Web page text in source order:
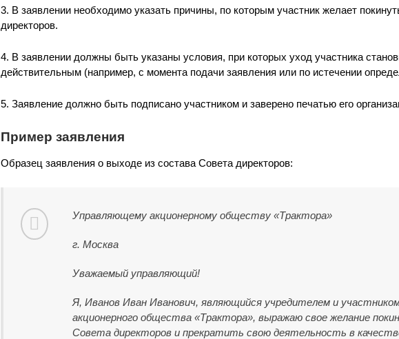
3. В заявлении необходимо указать причины, по которым участник желает
директоров.
4. В заявлении должны быть указаны условия, при которых уход участника
действительным (например, с момента подачи заявления или по истечении
5. Заявление должно быть подписано участником и заверено печатью его
Пример заявления
Образец заявления о выходе из состава Совета директоров:
Управляющему акционерному обществу «Трактора»
г. Москва
Уважаемый управляющий!
Я, Иванов Иван Иванович, являющийся учредителем и
акционерного общества «Трактора», выражаю свое желание
Совета директоров и прекратить свою деятельность в